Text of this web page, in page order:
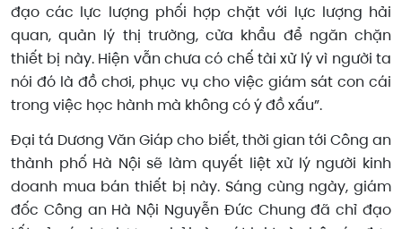
đạo các lực lượng phối hợp chặt với lực lượng hải
quan, quản lý thị trường, cửa khẩu để ngăn chặn
thiết bị này. Hiện vẫn chưa có chế tài xử lý vì người ta
nói đó là đồ chơi, phục vụ cho việc giám sát con cái
trong việc học hành mà không có ý đồ xấu”.
Đại tá Dương Văn Giáp cho biết, thời gian tới Công an
thành phố Hà Nội sẽ làm quyết liệt xử lý người kinh
doanh mua bán thiết bị này. Sáng cùng ngày, giám
đốc Công an Hà Nội Nguyễn Đức Chung đã chỉ đạo